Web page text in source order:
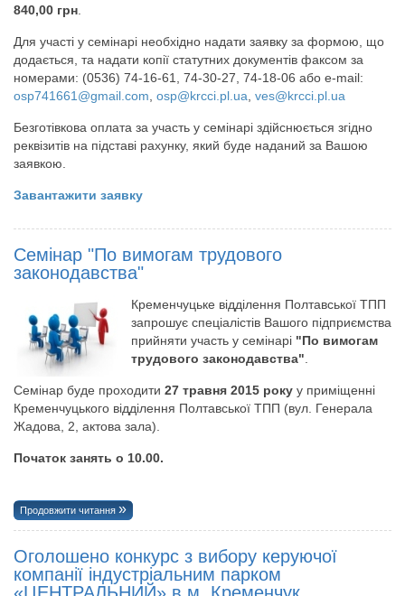
840,00 грн
Для участі у семінарі необхідно надати заявку за формою, що
додається, та надати копії статутних документів факсом за
номерами: (0536) 74-16-61, 74-30-27, 74-18-06 або e-mail:
osp741661@gmail.com osp@krcci.pl.ua ves@krcci.pl.ua
Безготівкова оплата за участь у семінарі здійснюється згідно
реквізитів на підставі рахунку, який буде наданий за Вашою
заявкою.
Завантажити заявку
Семінар "По вимогам трудового
законодавства"
Кременчуцьке відділення Полтавської ТПП
запрошує спеціалістів Вашого підприємства
прийняти участь у семінарі "По вимогам
трудового законодавства"
Семінар буде проходити 27 травня 2015 року у приміщенні
Кременчуцького відділення Полтавської ТПП (вул. Генерала
Жадова, 2, актова зала).
Початок занять о 10.00.
Продовжити читання
Оголошено конкурс з вибору керуючої
компанії індустріальним парком